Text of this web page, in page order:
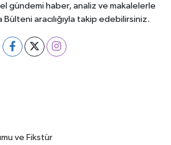
gündemi haber, analiz ve makalelerle
aracılığıyla takip edebilirsiniz.
ve Fikstür